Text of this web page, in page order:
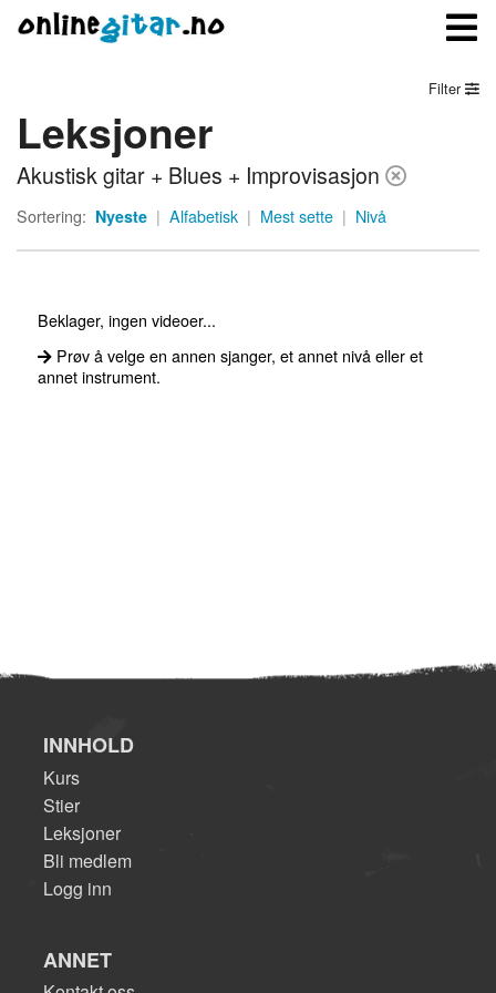
Meny
Logg inn
Filter
Leksjoner
Akustisk gitar + Blues + Improvisasjon
Sortering: Nyeste | Alfabetisk | Mest sette | Nivå
Beklager, ingen videoer...
Prøv å velge en annen sjanger, et annet nivå eller et
annet instrument.
INNHOLD
Kurs
Stier
Leksjoner
Bli medlem
Logg inn
ANNET